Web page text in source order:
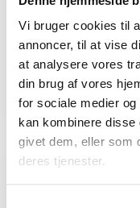
Vi bruger cookies til
annoncer, til at vise
at analysere vores
din brug af vores
for sociale medier
kan kombinere disse
givet dem, eller som
deres tjenester.
Undervisere
Anni Pedersen,
Boliger
Rasmus
Relaterede